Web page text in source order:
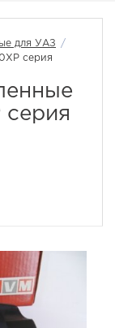
для УАЗ
/
серия
серия